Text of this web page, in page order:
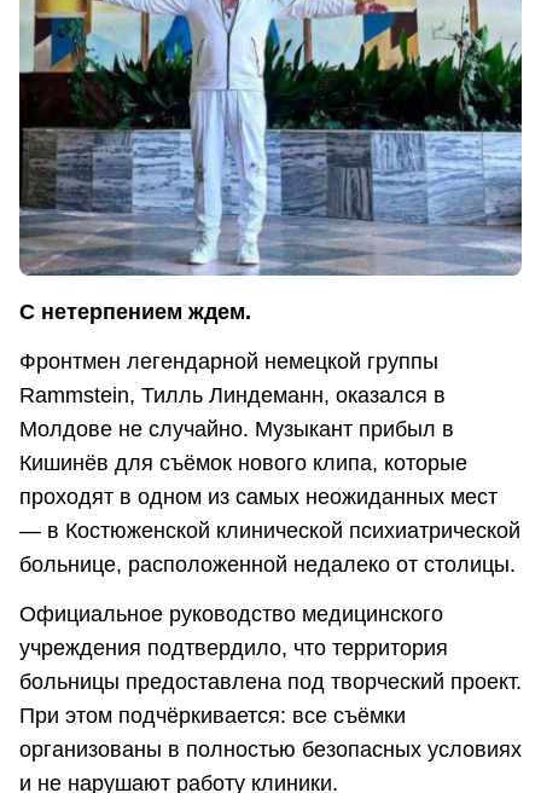
С нетерпением ждем.
Фронтмен легендарной немецкой группы
Rammstein, Тилль Линдеманн, оказался в
Молдове не случайно. Музыкант прибыл в
Кишинёв для съёмок нового клипа, которые
проходят в одном из самых неожиданных мест
— в Костюженской клинической психиатрической
больнице, расположенной недалеко от столицы.
Официальное руководство медицинского
учреждения подтвердило, что территория
больницы предоставлена под творческий проект.
При этом подчёркивается: все съёмки
организованы в полностью безопасных условиях
и не нарушают работу клиники.